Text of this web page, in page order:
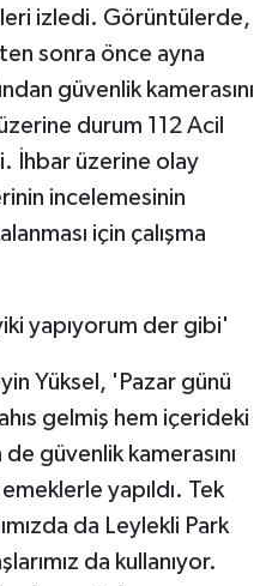
izledi. Görüntülerde,
sonra önce ayna
güvenlik kamerasını
durum 112 Acil
İhbar üzerine olay
incelemesinin
için çalışma
yapıyorum der gibi'
Yüksel, 'Pazar günü
gelmiş hem içerideki
güvenlik kamerasını
yapıldı. Tek
da Leylekli Park
da kullanıyor.